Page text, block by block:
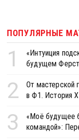
ПОПУЛЯРНЫЕ
1
«Интуиция
будущем
2
От мастерской
в Ф1. История
3
«Моё будущее
командой»: